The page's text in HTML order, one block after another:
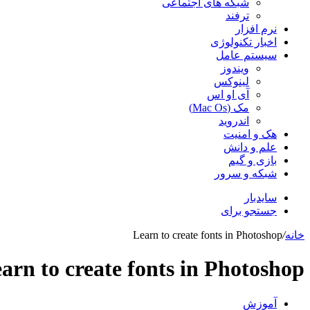
شبکه های اجتماعی
ترفند
نرم افزار
اخبار تکنولوژی
سیستم عامل
ویندوز
لینوکس
آی او اس
مک (Mac Os)
اندروید
هک و امنیت
علم و دانش
بازی و گیم
شبکه و سرور
سایدبار
جستجو برای
خانه/
Learn to create fonts in Photoshop
to create fonts in Photoshop
آموزش